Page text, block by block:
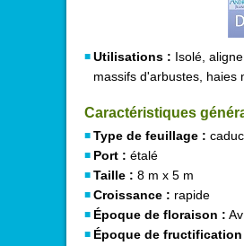
Utilisations : Isolé,
massifs d'arbustes, haies
Caractéristiques
Type de feuillage : caduc
Port : étalé
Taille : 8 m x 5 m
Croissance : rapide
Époque de floraison :
Époque de fructification